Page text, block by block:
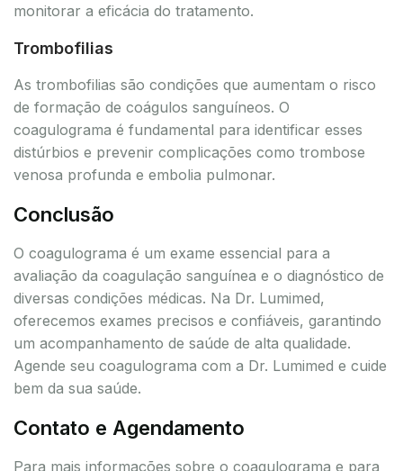
monitorar a eficácia do tratamento.
Trombofilias
As trombofilias são condições que aumentam o risco
de formação de coágulos sanguíneos. O
coagulograma é fundamental para identificar esses
distúrbios e prevenir complicações como trombose
venosa profunda e embolia pulmonar.
Conclusão
O coagulograma é um exame essencial para a
avaliação da coagulação sanguínea e o diagnóstico de
diversas condições médicas. Na Dr. Lumimed,
oferecemos exames precisos e confiáveis, garantindo
um acompanhamento de saúde de alta qualidade.
Agende seu coagulograma com a Dr. Lumimed e cuide
bem da sua saúde.
Contato e Agendamento
Para mais informações sobre o coagulograma e para